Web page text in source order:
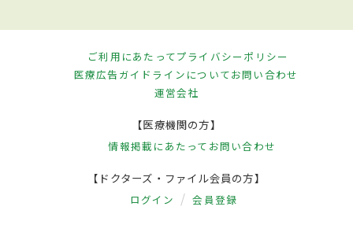
ご利用にあたってプライバシーポリシー
医療広告ガイドラインについてお問い合わせ
運営会社
【医療機関の方】
情報掲載にあたって お問い合わせ
【ドクターズ・ファイル会員の方】
ログイン 会員登録